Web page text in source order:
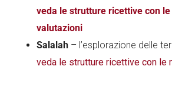
veda le strutture ricettive con
valutazioni
Salalah – l’esplorazione delle
veda le strutture ricettive con le